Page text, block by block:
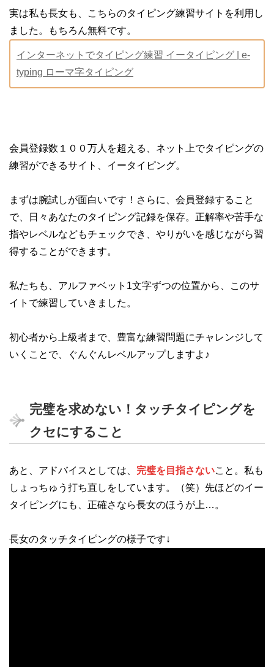
実は私も長女も、こちらのタイピング練習サイトを利用し
ました。もちろん無料です。
インターネットでタイピング練習 イータイピング | e-
typing ローマ字タイピング
会員登録数１００万人を超える、ネット上でタイピングの
練習ができるサイト、イータイピング。
まずは腕試しが面白いです！さらに、会員登録すること
で、日々あなたのタイピング記録を保存。正解率や苦手な
指やレベルなどもチェックでき、やりがいを感じながら習
得することができます。
私たちも、アルファベット1文字ずつの位置から、このサ
イトで練習していきました。
初心者から上級者まで、豊富な練習問題にチャレンジして
いくことで、ぐんぐんレベルアップしますよ♪
完璧を求めない！タッチタイピングを
クセにすること
あと、アドバイスとしては、 完璧を目指さないこと。私も
しょっちゅう打ち直しをしています。（笑）先ほどのイー
タイピングにも、正確さなら長女のほうが上…。
長女のタッチタイピングの様子です↓